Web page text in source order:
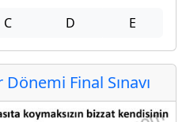
C D E
Final Sınavı